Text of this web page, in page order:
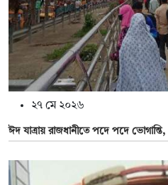
২৭ মে ২০২৬
ঈদ যাত্রায় রাজধানীতে পদে পদে